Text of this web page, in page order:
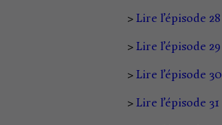
> Lire l’épisode 28
> Lire l’épisode 29
> Lire l’épisode 30
> Lire l’épisode 31